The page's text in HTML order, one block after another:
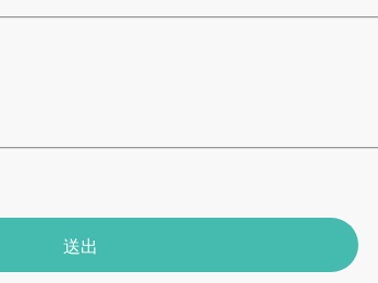
送出